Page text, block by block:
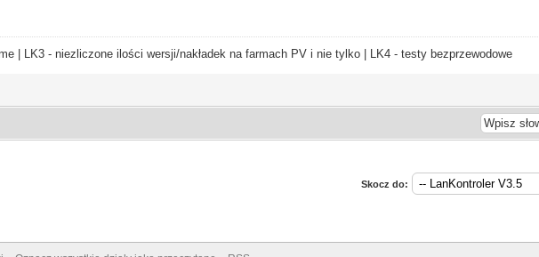
| LK3 - niezliczone ilości wersji/nakładek na farmach PV i nie tylko | LK4 - testy bezprzewodowe
Skocz do: